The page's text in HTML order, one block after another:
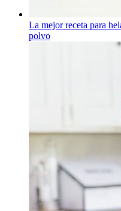
La mejor receta para
polvo